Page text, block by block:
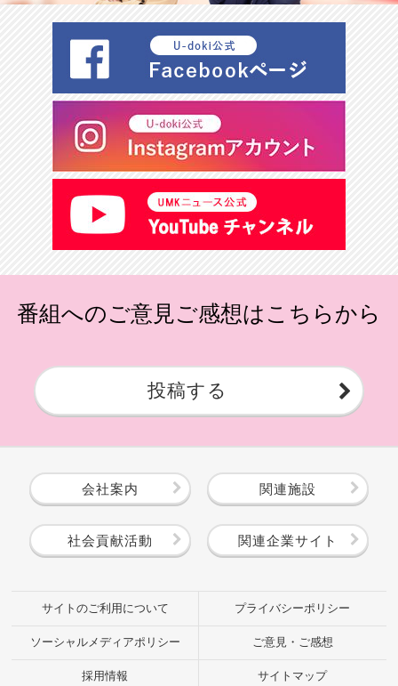
番組へのご意見ご感想はこちらから
投稿する
会社案内 関連施設
社会貢献活動 関連企業サイト
サイトのご利用について プライバシーポリシー
ソーシャルメディアポリシー ご意見・ご感想
採用情報 サイトマップ